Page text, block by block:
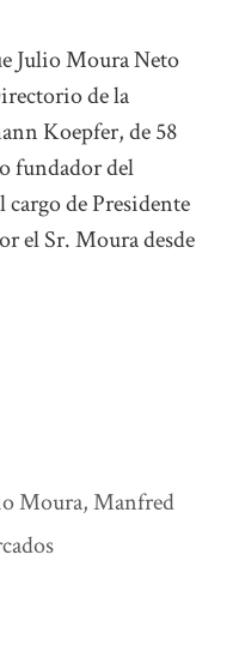
Julio Moura Neto
de la
Koepfer, de 58
fundador del
de Presidente
el Sr. Moura desde
Moura,Manfred